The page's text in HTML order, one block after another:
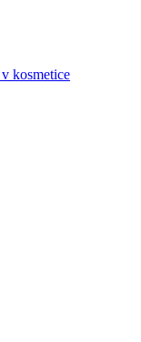
kosmetice